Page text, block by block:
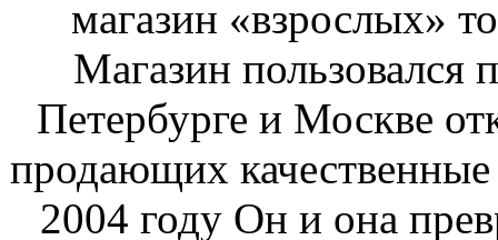
магазин «взрослых»
Магазин пользовался
Петербурге и Москве
продающих
2004 году Он и она